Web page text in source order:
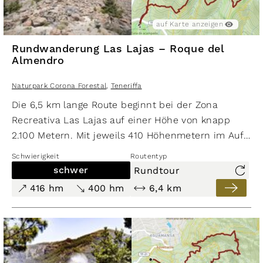
auf Karte anzeigen
Rundwanderung Las Lajas – Roque del
Almendro
Naturpark Corona Forestal, Teneriffa
Die 6,5 km lange Route beginnt bei der Zona
Recreativa Las Lajas auf einer Höhe von knapp
2.100 Metern. Mit jeweils 410 Höhenmetern im Auf-
und Abstieg sind für diese Wanderung Kondition
und Orientierungssinn erforderlich. Der
Gipfelaufstieg führt zu weiteren 100 Höhenmeter
im Auf- und Abstieg und zu einer Klettereinlage in
einem schwierigem Gelände. Der Rundweg verläuft
auf Pfaden und Teilstrecken ohne oder mit
schlecht erkennbaren Wegen sowie alten Pfaden
durch einen dichten Kiefernwald und alpines
Schwierigkeit Routentyp
schwer
Rundtour
416 hm
400 hm 6,4 km